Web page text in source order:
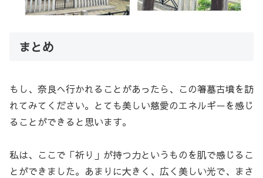
まとめ
もし、奈良へ行かれることがあったら、この箸墓古墳を訪
れてみてください。とても美しい慈愛のエネルギーを感じ
ることができると思います。
私は、ここで「祈り」が持つ力というものを肌で感じるこ
とができました。あまりに大きく、広く美しい光で、まさ